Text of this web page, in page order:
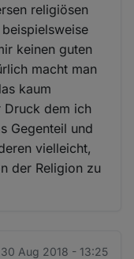
religiösen
keinen guten
macht man
kaum
Druck dem ich
Gegenteil und
vielleicht,
der Religion zu
30 Aug 2018 - 13:25